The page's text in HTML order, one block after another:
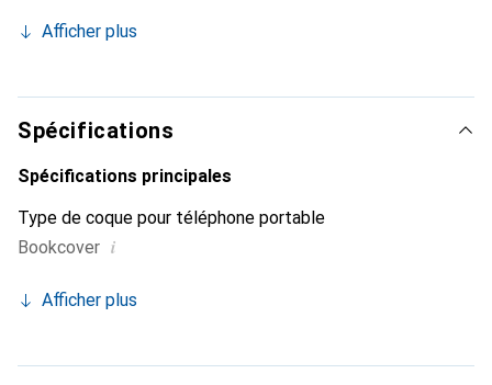
chic et essentiel pour votre smartphone. Reconnaître
marque Noreve est un choix sûr pour une clientèle
exigeante.
Afficher plus
Spécifications
Spécifications principales
Type de coque pour téléphone portable
Bookcover i
Afficher plus